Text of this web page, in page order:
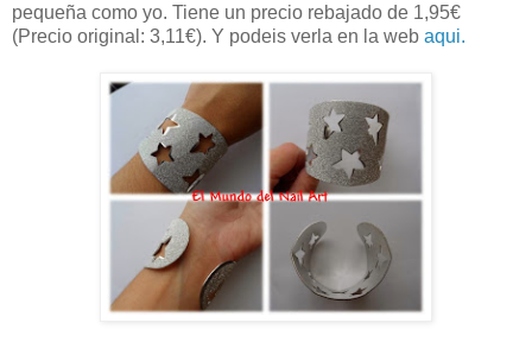
pequeña como yo. Tiene un precio rebajado de 1,95€
(Precio original: 3,11€). Y podeis verla en la web aqui.